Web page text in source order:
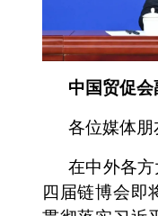
中国贸促
各位媒体朋
在中外各
四届链博会即